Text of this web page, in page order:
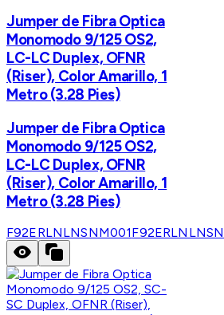
Jumper de Fibra Optica
Monomodo 9/125 OS2,
LC-LC Duplex, OFNR
(Riser), Color Amarillo, 1
Metro (3.28 Pies)
Jumper de Fibra Optica
Monomodo 9/125 OS2,
LC-LC Duplex, OFNR
(Riser), Color Amarillo, 1
Metro (3.28 Pies)
F92ERLNLNSNM001